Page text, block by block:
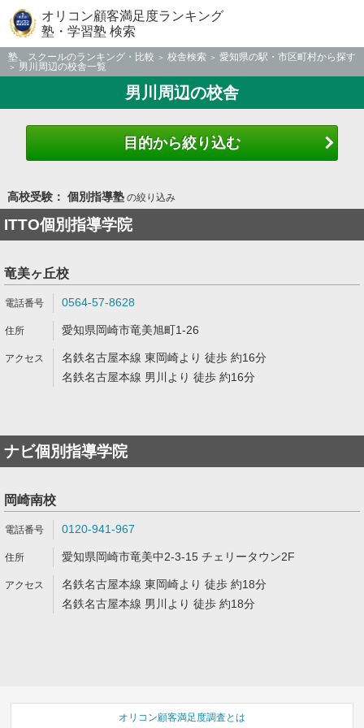
オリコン顧客満足度ランキング
塾・学習塾 検索
塾、スクールのランキング・比較 校舎検索
愛知県の駅・市区町村から探す
男川周辺の校舎一覧
男川周辺の校舎
目的から絞り込む
高校受験： 個別指導塾の絞り込み
ITTO個別指導学院
竜美ヶ丘校
0564-57-8628
愛知県岡崎市竜美旭町1-26
名鉄名古屋本線 東岡崎より 徒歩 約16分
名鉄名古屋本線 男川より 徒歩 約16分
ナビ個別指導学院
岡崎南校
0120-941-967
愛知県岡崎市竜美中2-3-15 チェリータウン2F
名鉄名古屋本線 東岡崎より 徒歩 約18分
名鉄名古屋本線 男川より 徒歩 約18分
オリコン顧客満足度調査とは